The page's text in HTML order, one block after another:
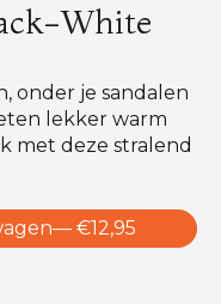
White
onder je sandalen
lekker warm
met deze stralend
— €12,95